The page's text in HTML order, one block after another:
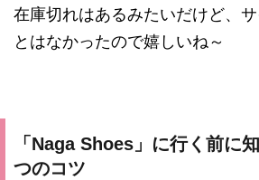
在庫切れはあるみたいだけど、
とはなかったので嬉しいね～
「Naga Shoes」に行く前に
つのコツ